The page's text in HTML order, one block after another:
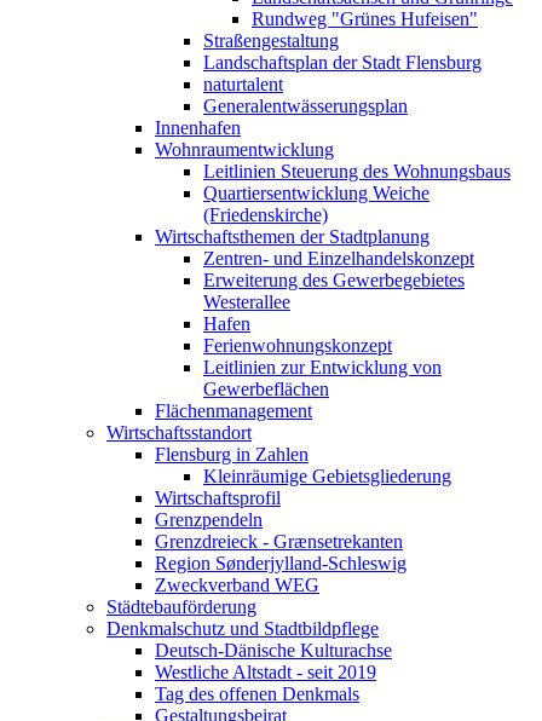
Rundweg "Grünes Hufeisen"
Straßengestaltung
Landschaftsplan der Stadt Flensburg
naturtalent
Generalentwässerungsplan
Innenhafen
Wohnraumentwicklung
Leitlinien Steuerung des Wohnungsbaus
Quartiersentwicklung Weiche
(Friedenskirche)
Wirtschaftsthemen der Stadtplanung
Zentren- und Einzelhandelskonzept
Erweiterung des Gewerbegebietes
Westerallee
Hafen
Ferienwohnungskonzept
Leitlinien zur Entwicklung von
Gewerbeflächen
Flächenmanagement
Wirtschaftsstandort
Flensburg in Zahlen
Kleinräumige Gebietsgliederung
Wirtschaftsprofil
Grenzpendeln
Grenzdreieck - Grænsetrekanten
Region Sønderjylland-Schleswig
Zweckverband WEG
Städtebauförderung
Denkmalschutz und Stadtbildpflege
Deutsch-Dänische Kulturachse
Westliche Altstadt - seit 2019
Tag des offenen Denkmals
Gestaltungsbeirat